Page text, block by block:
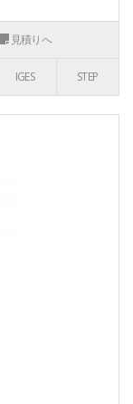
見積りへ
IGES STEP